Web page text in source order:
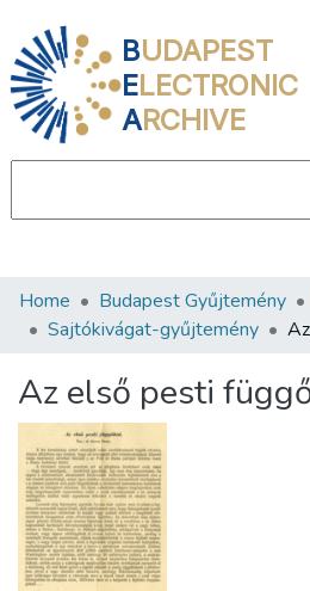
BUDAPEST
ELECTRONIC
ARCHIVE
Communities & Collections
Statistics
About us
Home Budapest Gyűjtemény
Sajtókivágat-gyűjtemény
Az első pesti